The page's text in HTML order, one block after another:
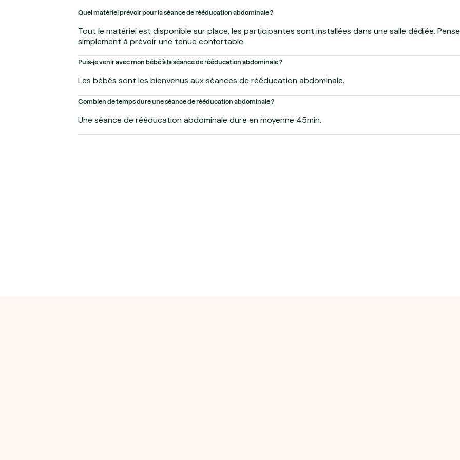
Quel matériel prévoir pour la séance de rééducation abdominale ?
Tout le matériel est disponible sur place, les participantes sont installées dans une salle dédiée.
simplement à prévoir une tenue confortable.
Puis-je venir avec mon bébé à la séance de rééducation abdominale ?
Les bébés sont les bienvenus aux séances de rééducation abdominale.
Combien de temps dure une séance de rééducation abdominale ?
Une séance de rééducation abdominale dure en moyenne 45min.